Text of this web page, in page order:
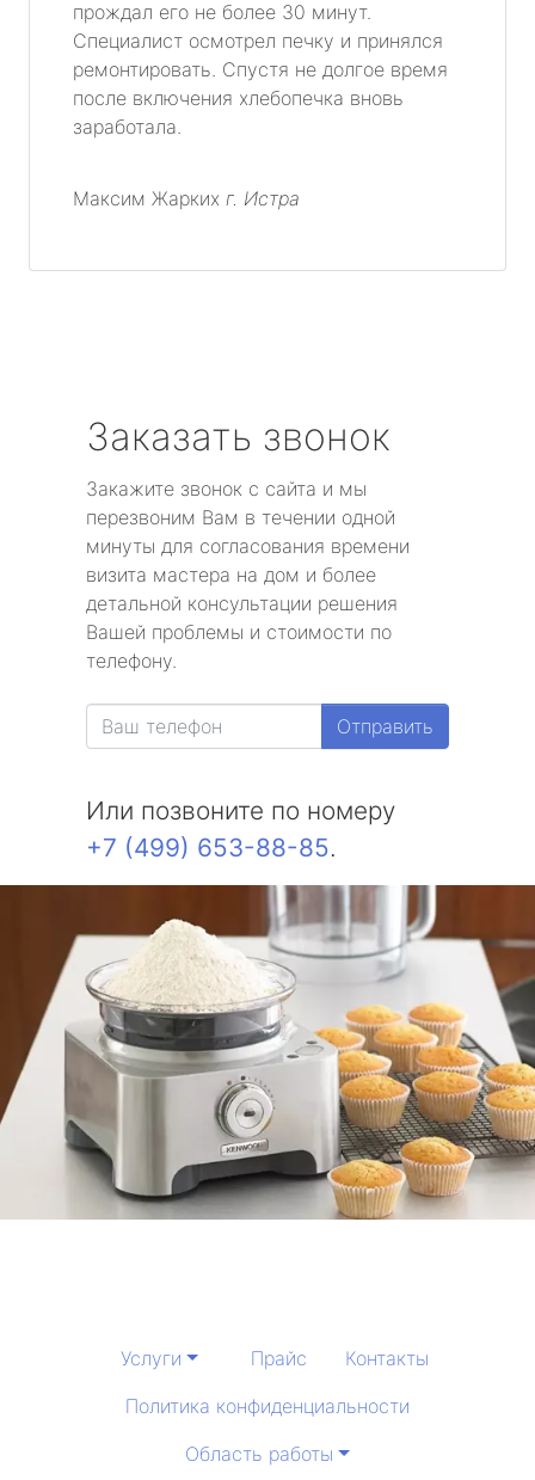
прождал его не более 30 минут.
Специалист осмотрел печку и принялся
ремонтировать. Спустя не долгое время
после включения хлебопечка вновь
заработала.
Максим Жарких г. Истра
Заказать звонок
Закажите звонок с сайта и мы
перезвоним Вам в течении одной
минуты для согласования времени
визита мастера на дом и более
детальной консультации решения
Вашей проблемы и стоимости по
телефону.
Отправить
Или позвоните по номеру
+7 (499) 653-88-85.
Услуги Прайс
Контакты
Политика конфиденциальности
Область работы